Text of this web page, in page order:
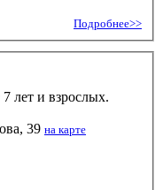
Подробнее>>
лет и взрослых.
39 на карте